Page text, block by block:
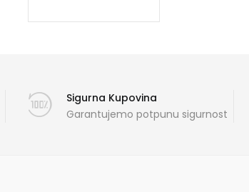
Sigurna Kupovina
Garantujemo potpunu sigurnost